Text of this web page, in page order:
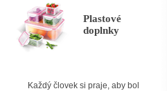
Plastové
doplnky
Každý človek si praje, aby bol